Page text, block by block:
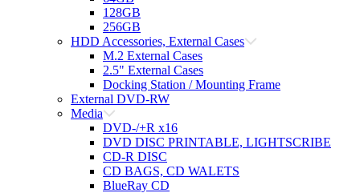
128GB
256GB
HDD Accessories, External Cases
M.2 External Cases
2.5" External Cases
Docking Station / Mounting Frame
External DVD-RW
Media
DVD-/+R x16
DVD DISC PRINTABLE, LIGHTSCRIBE
CD-R DISC
CD BAGS, CD WALETS
BlueRay CD